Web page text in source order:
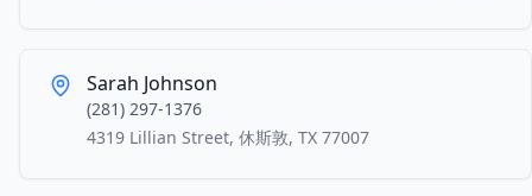
Sarah Johnson
(281) 297-1376
4319 Lillian Street, 休斯敦, TX 77007